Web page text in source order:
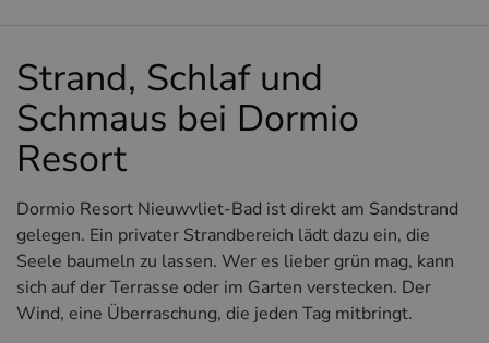
Strand, Schlaf und
Schmaus bei Dormio
Resort
Dormio Resort Nieuwvliet-Bad ist direkt am Sandstrand
gelegen. Ein privater Strandbereich lädt dazu ein, die
Seele baumeln zu lassen. Wer es lieber grün mag, kann
sich auf der Terrasse oder im Garten verstecken. Der
Wind, eine Überraschung, die jeden Tag mitbringt.